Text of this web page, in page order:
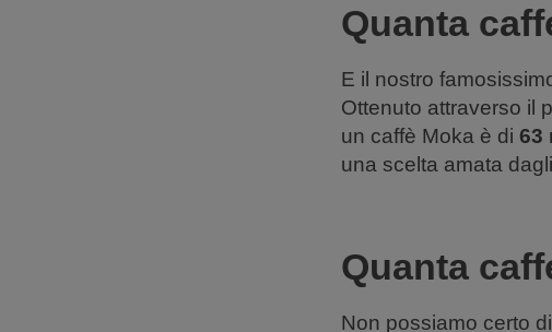
Quanta
E il nostro
Ottenuto attraverso il
un caffè Moka è di 63
una scelta amata
Quanta
Non possiamo certo